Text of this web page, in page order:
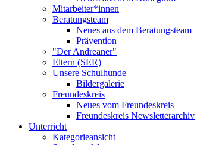
Mitarbeiter*innen
Beratungsteam
Neues aus dem Beratungsteam
Prävention
"Der Andreaner"
Eltern (SER)
Unsere Schulhunde
Bildergalerie
Freundeskreis
Neues vom Freundeskreis
Freundeskreis Newsletterarchiv
Unterricht
Kategorieansicht